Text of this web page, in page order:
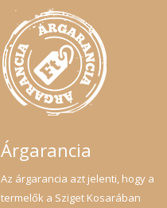
Árgarancia
Az árgarancia azt jelenti, hogy a
termelők a Sziget Kosarában